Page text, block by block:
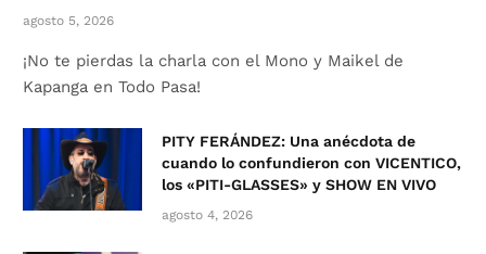
agosto 5, 2026
¡No te pierdas la charla con el Mono y Maikel de
Kapanga en Todo Pasa!
PITY FERÁNDEZ: Una anécdota de
cuando lo confundieron con VICENTICO,
los «PITI-GLASSES» y SHOW EN VIVO
agosto 4, 2026